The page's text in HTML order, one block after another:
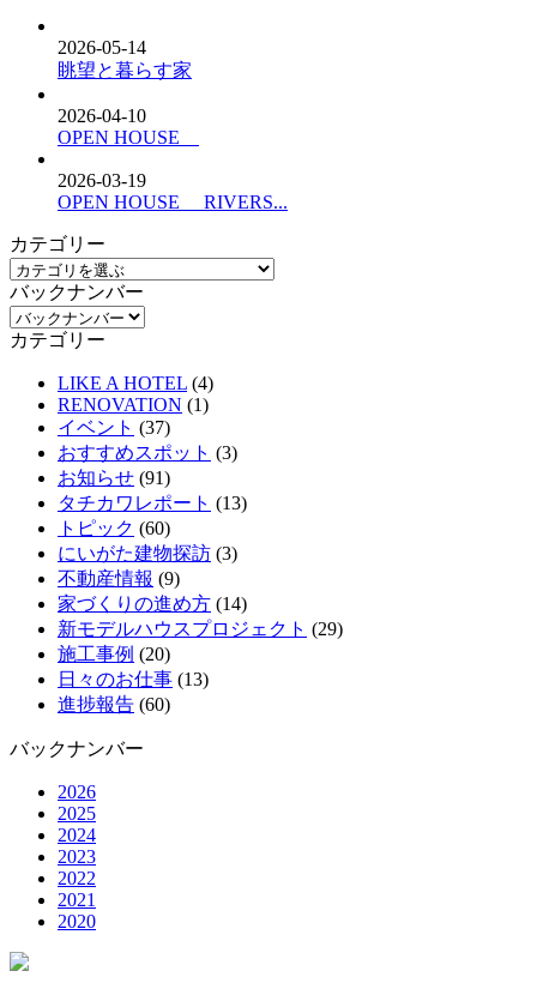
2026-05-14
眺望と暮らす家
2026-04-10
OPEN HOUSE
2026-03-19
OPEN HOUSE RIVERS...
カテゴリー
バックナンバー
カテゴリー
LIKE A HOTEL (4)
RENOVATION (1)
イベント (37)
おすすめスポット (3)
お知らせ (91)
タチカワレポート (13)
トピック (60)
にいがた建物探訪 (3)
不動産情報 (9)
家づくりの進め方 (14)
新モデルハウスプロジェクト (29)
施工事例 (20)
日々のお仕事 (13)
進捗報告 (60)
バックナンバー
2026
2025
2024
2023
2022
2021
2020